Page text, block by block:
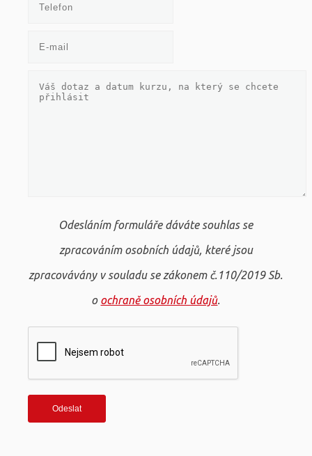
Odesláním formuláře dáváte souhlas se
zpracováním osobních údajů, které jsou
zpracovávány v souladu se zákonem č.110/2019 Sb.
o ochraně osobních údajů.